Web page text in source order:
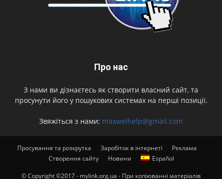
Про нас
З нами ви дізнаєтесь як створити власний сайт, та
просунути його у пошукових системах на перші позиції.
Звяжіться з нами: maxwelhelp@gmail.com
Просування та розкрутка Заробіток в інтернеті
Реклама
Створення сайту
Новини Español
© Copyright ©2017 - mylink.org.ua - При копіюванні матеріалів